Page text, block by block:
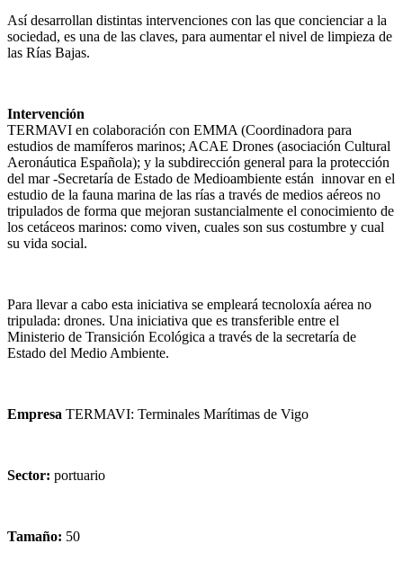
Así desarrollan distintas intervenciones con las que concienciar a la
sociedad, es una de las claves, para aumentar el nivel de limpieza de
las Rías Bajas.
Intervención
TERMAVI en colaboración con EMMA (Coordinadora para
estudios de mamíferos marinos; ACAE Drones (asociación Cultural
Aeronáutica Española); y la subdirección general para la protección
del mar -Secretaría de Estado de Medioambiente están innovar en el
estudio de la fauna marina de las rías a través de medios aéreos no
tripulados de forma que mejoran sustancialmente el conocimiento de
los cetáceos marinos: como viven, cuales son sus costumbre y cual
su vida social.
Para llevar a cabo esta iniciativa se empleará tecnoloxía aérea no
tripulada: drones. Una iniciativa que es transferible entre el
Ministerio de Transición Ecológica a través de la secretaría de
Estado del Medio Ambiente.
Empresa TERMAVI: Terminales Marítimas de Vigo
Sector: portuario
Tamaño: 50